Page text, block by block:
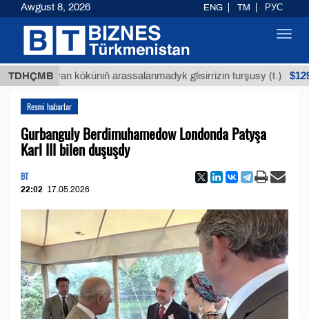
TDHÇMB
Buýan köküniň arassalanmadyk glisirrizin turşusy (t.) $12935,18
Resmi habarlar
Gurbanguly Berdimuhamedow Londonda Patyşa
Karl III bilen duşuşdy
BT
22:02 17.05.2026
Awgust 8, 2026 ENG TM РУС